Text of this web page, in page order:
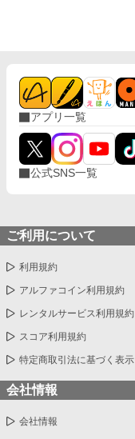
アプリ一覧
公式SNS一覧
ご利用について
利用規約
アルファコイン利用規約
レンタルサービス利用規約
スコア利用規約
特定商取引法に基づく表示
会社情報
会社情報